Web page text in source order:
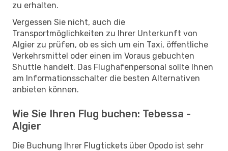
zu erhalten.
Vergessen Sie nicht, auch die
Transportmöglichkeiten zu Ihrer Unterkunft von
Algier zu prüfen, ob es sich um ein Taxi, öffentliche
Verkehrsmittel oder einen im Voraus gebuchten
Shuttle handelt. Das Flughafenpersonal sollte Ihnen
am Informationsschalter die besten Alternativen
anbieten können.
Wie Sie Ihren Flug buchen: Tebessa -
Algier
Die Buchung Ihrer Flugtickets über Opodo ist sehr